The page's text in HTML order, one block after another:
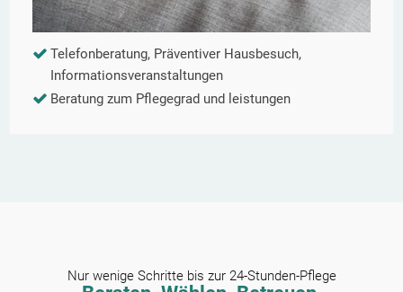
Telefonberatung, Präventiver Hausbesuch,
Informationsveranstaltungen
Beratung zum Pflegegrad und leistungen
Nur wenige Schritte bis zur 24-Stunden-Pflege